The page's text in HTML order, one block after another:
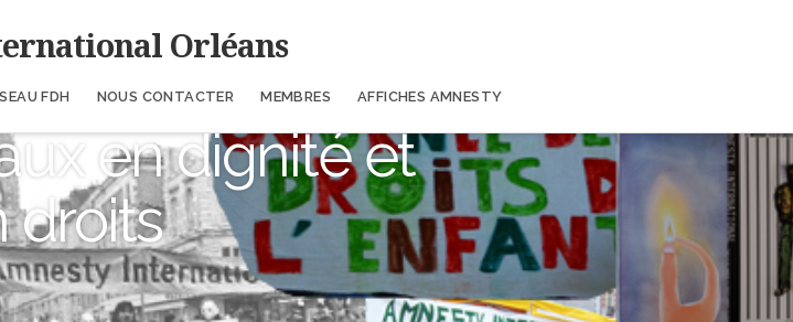
Orléans
FDH NOUS CONTACTER MEMBRES AFFICHES AMNESTY
en dignité et
droits